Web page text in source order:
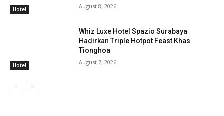
Hotel August 8, 2026
Hotel
Whiz Luxe Hotel Spazio Surabaya
Hadirkan Triple Hotpot Feast Khas
Tionghoa
August 7, 2026